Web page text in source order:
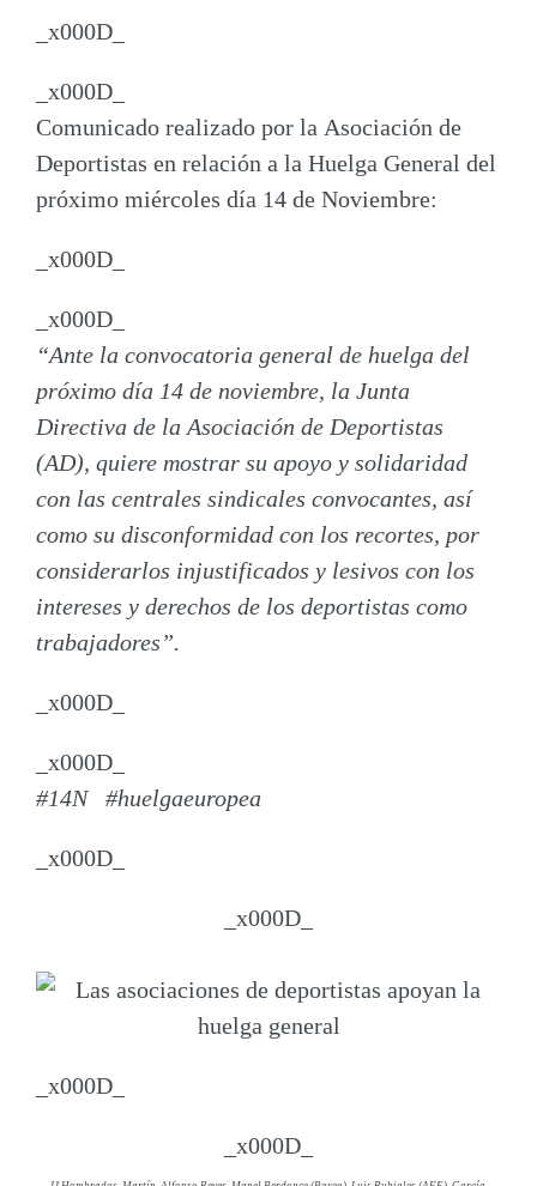
_x000D_
_x000D_
Comunicado realizado por la Asociación de
Deportistas en relación a la Huelga General del
próximo miércoles día 14 de Noviembre:
_x000D_
_x000D_
“Ante la convocatoria general de huelga del
próximo día 14 de noviembre, la Junta
Directiva de la Asociación de Deportistas
(AD), quiere mostrar su apoyo y solidaridad
con las centrales sindicales convocantes, así
como su disconformidad con los recortes, por
considerarlos injustificados y lesivos con los
intereses y derechos de los deportistas como
trabajadores”.
_x000D_
_x000D_
#14N #huelgaeuropea
_x000D_
_x000D_
_x000D_
_x000D_